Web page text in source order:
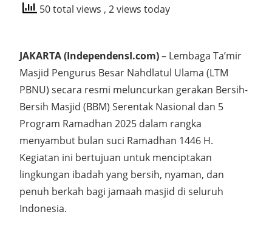
50 total views , 2 views today
JAKARTA (IndependensI.com)– Lembaga Ta’mir
Masjid Pengurus Besar Nahdlatul Ulama (LTM
PBNU) secara resmi meluncurkan gerakan Bersih-
Bersih Masjid (BBM) Serentak Nasional dan 5
Program Ramadhan 2025 dalam rangka
menyambut bulan suci Ramadhan 1446 H.
Kegiatan ini bertujuan untuk menciptakan
lingkungan ibadah yang bersih, nyaman, dan
penuh berkah bagi jamaah masjid di seluruh
Indonesia.